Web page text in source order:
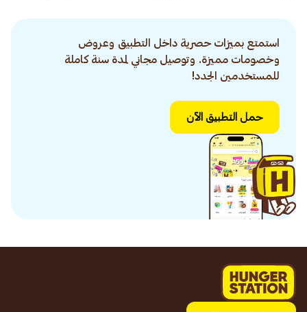
استمتع بميزات حصرية داخل التطبيق وعروض
وخصومات مميزة. وتوصيل مجاني لمدة سنة كاملة
للمستخدمين الجدد!
حمل التطبيق الآن